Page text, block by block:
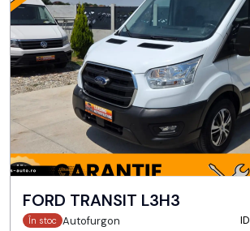
FORD TRANSIT L3H3
În stoc Autofurgon